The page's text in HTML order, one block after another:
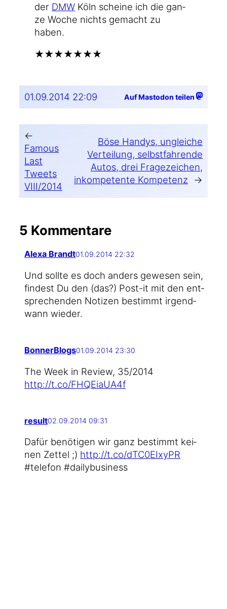
der DMW Köln schei­ne ich die gan­
ze Woche nichts gemacht zu
haben.
★★★★★★★
01.09.2014 22:09 Auf Mastodon teilen
←
Famous
Last
Tweets
VIII/2014
Böse Handys, ungleiche
Verteilung, selbstfahrende
Autos, drei Fragezeichen,
inkompetente Kompetenz
→
5 Kommentare
Alexa Brandt01.09.2014 22:32
Und soll­te es doch anders gewe­sen sein,
fin­dest Du den (das?) Post-it mit den ent­
spre­chen­den Noti­zen bestimmt irgend­
wann wieder.
BonnerBlogs01.09.2014 23:30
The Week in Review, 35/2014
http://t.co/FHQEiaUA4f
result02.09.2014 09:31
Dafür benö­ti­gen wir ganz bestimmt kei­
nen Zet­tel ;) http://t.co/dTC0EIxyPR
#tele­fon #dai­ly­busi­ness